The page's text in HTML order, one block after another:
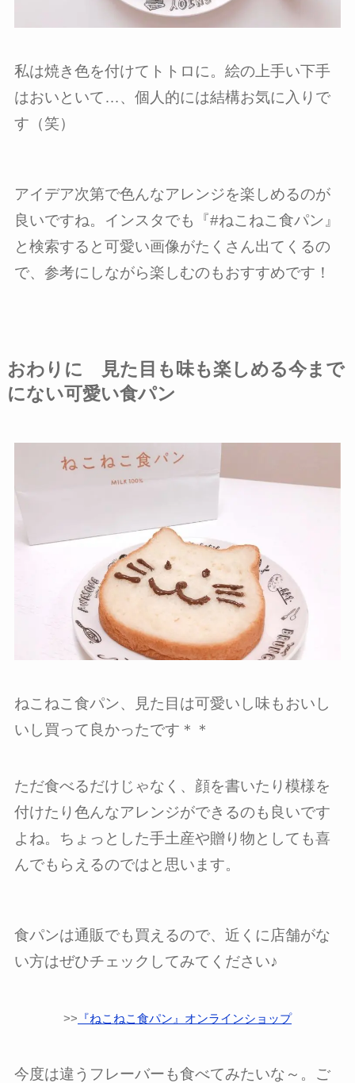
私は焼き色を付けてトトロに。絵の上手い下手
はおいといて…、個人的には結構お気に入りで
す（笑）
アイデア次第で色んなアレンジを楽しめるのが
良いですね。インスタでも『#ねこねこ食パン』
と検索すると可愛い画像がたくさん出てくるの
で、参考にしながら楽しむのもおすすめです！
おわりに 見た目も味も楽しめる今まで
にない可愛い食パン
ねこねこ食パン、見た目は可愛いし味もおいし
いし買って良かったです＊＊
ただ食べるだけじゃなく、顔を書いたり模様を
付けたり色んなアレンジができるのも良いです
よね。ちょっとした手土産や贈り物としても喜
んでもらえるのではと思います。
食パンは通販でも買えるので、近くに店舗がな
い方はぜひチェックしてみてください♪
>> 『ねこねこ食パン』オンラインショップ
今度は違うフレーバーも食べてみたいな～。ご